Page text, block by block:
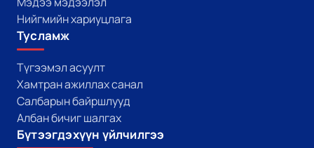
Нийгмийн хариуцлага
Тусламж
Түгээмэл асуулт
Хамтран ажиллах санал
Салбарын байршлууд
Албан бичиг шалгах
Бүтээгдэхүүн үйлчилгээ